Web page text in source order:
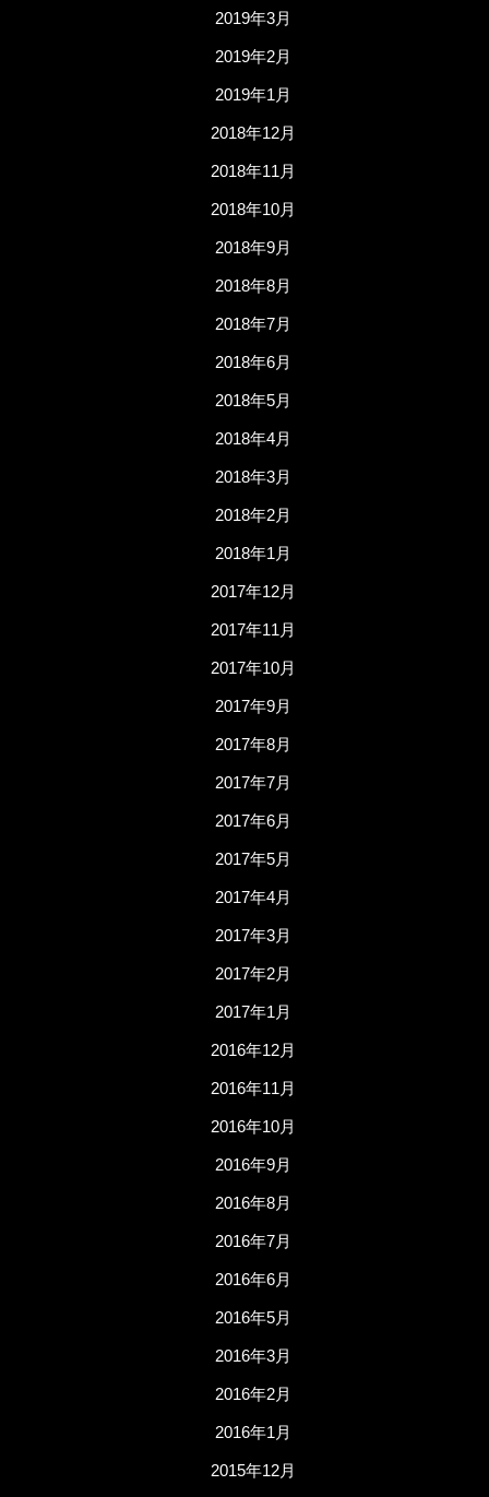
2019年3月
2019年2月
2019年1月
2018年12月
2018年11月
2018年10月
2018年9月
2018年8月
2018年7月
2018年6月
2018年5月
2018年4月
2018年3月
2018年2月
2018年1月
2017年12月
2017年11月
2017年10月
2017年9月
2017年8月
2017年7月
2017年6月
2017年5月
2017年4月
2017年3月
2017年2月
2017年1月
2016年12月
2016年11月
2016年10月
2016年9月
2016年8月
2016年7月
2016年6月
2016年5月
2016年3月
2016年2月
2016年1月
2015年12月